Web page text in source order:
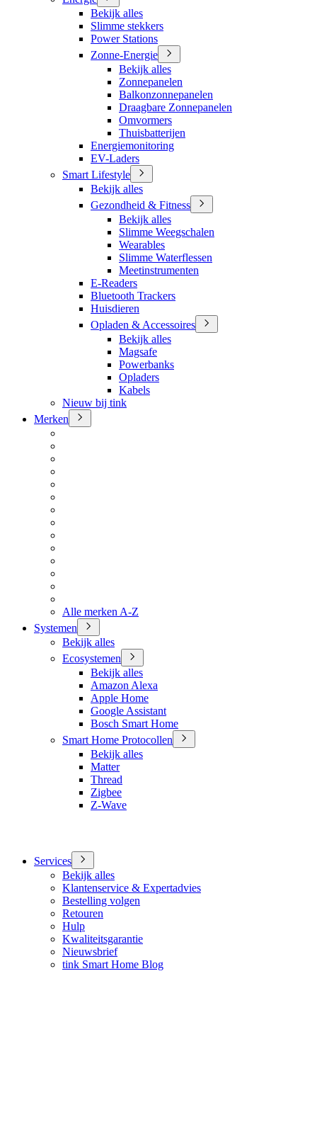
Bekijk alles
Slimme stekkers
Power Stations
Zonne-Energie
Bekijk alles
Zonnepanelen
Balkonzonnepanelen
Draagbare Zonnepanelen
Omvormers
Thuisbatterijen
Energiemonitoring
EV-Laders
Smart Lifestyle
Bekijk alles
Gezondheid & Fitness
Bekijk alles
Slimme Weegschalen
Wearables
Slimme Waterflessen
Meetinstrumenten
E-Readers
Bluetooth Trackers
Huisdieren
Opladen & Accessoires
Bekijk alles
Magsafe
Powerbanks
Opladers
Kabels
Nieuw bij tink
Merken
Alle merken A-Z
Systemen
Bekijk alles
Ecosystemen
Bekijk alles
Amazon Alexa
Apple Home
Google Assistant
Bosch Smart Home
Smart Home Protocollen
Bekijk alles
Matter
Thread
Zigbee
Z-Wave
Services
Bekijk alles
Klantenservice & Expertadvies
Bestelling volgen
Retouren
Hulp
Kwaliteitsgarantie
Nieuwsbrief
tink Smart Home Blog